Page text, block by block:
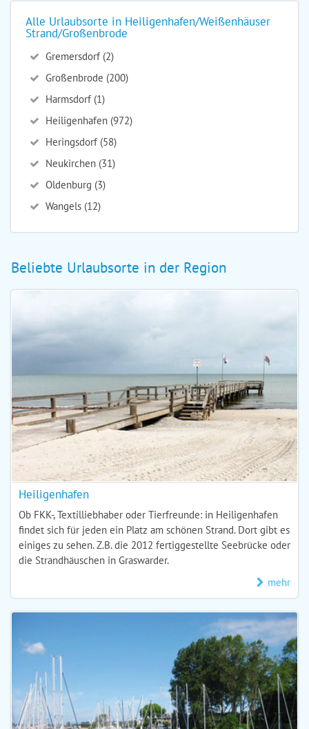
Alle Urlaubsorte in Heiligenhafen/Weißenhäuser
Strand/Großenbrode
Gremersdorf (2)
Großenbrode (200)
Harmsdorf (1)
Heiligenhafen (972)
Heringsdorf (58)
Neukirchen (31)
Oldenburg (3)
Wangels (12)
Beliebte Urlaubsorte in der Region
Heiligenhafen
Ob FKK-, Textilliebhaber oder Tierfreunde: in Heiligenhafen
findet sich für jeden ein Platz am schönen Strand. Dort gibt es
einiges zu sehen. Z.B. die 2012 fertiggestellte Seebrücke oder
die Strandhäuschen in Graswarder.
mehr